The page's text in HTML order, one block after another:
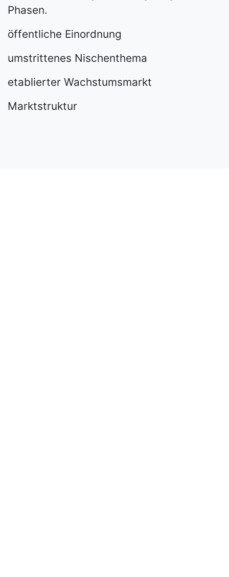
Phasen.
öffentliche Einordnung
umstrittenes Nischenthema
etablierter Wachstumsmarkt
Marktstruktur